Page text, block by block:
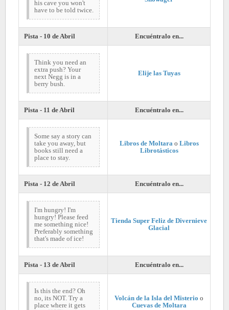
his cave you won't
have to be told twice.
Pista - 10 de Abril Encuéntralo en...
Think you need an
extra push? Your
next Negg is in a
berry bush.
Elije las Tuyas
Pista - 11 de Abril Encuéntralo en...
Some say a story can
take you away, but
books still need a
place to stay.
Libros de Moltara o Libros
Librotásticos
Pista - 12 de Abril Encuéntralo en...
I'm hungry! I'm
hungry! Please feed
me something nice!
Preferably something
that's made of ice!
Tienda Super Feliz de Divernieve
Glacial
Pista - 13 de Abril Encuéntralo en...
Is this the end? Oh
no, its NOT. Try a
place where it gets
Volcán de la Isla del Misterio o
Cuevas de Moltara